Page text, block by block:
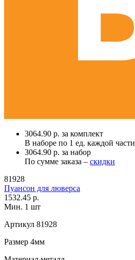
3064.90 р. за комплект
В наборе по 1 ед. каждой части
3064.90 р. за набор
По сумме заказа – скидки
81928
Пуансон для люверса
1532.45 р.
Мин. 1 шт
Артикул 81928
Размер 4мм